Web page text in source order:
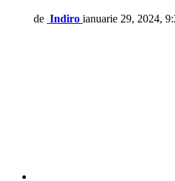
de Indiro ianuarie 29, 2024,